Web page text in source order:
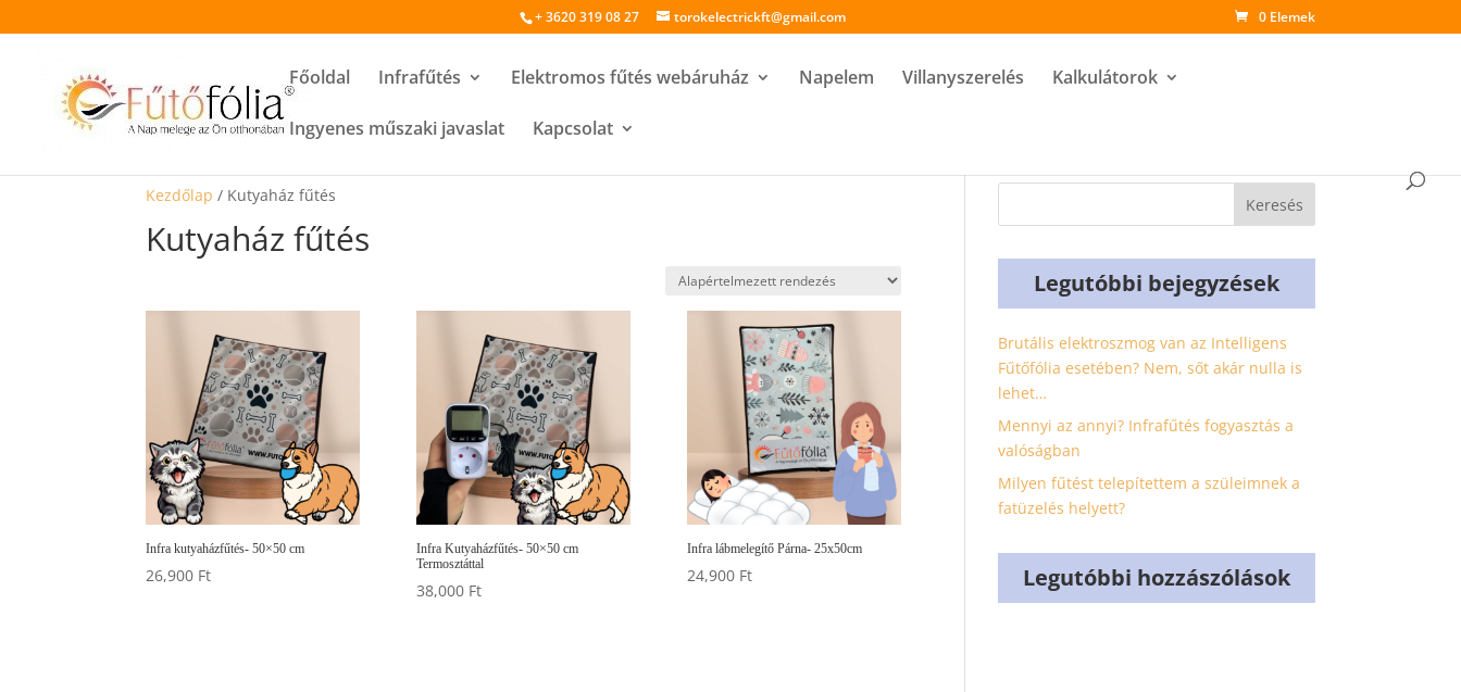
+ 3620 319 08 27 torokelectrickft@gmail.com 0 Elemek
Főoldal Infrafűtés Elektromos fűtés webáruház Napelem Villanyszerelés Kalkulátorok
Ingyenes műszaki javaslat Kapcsolat
Kezdőlap / Kutyaház fűtés
Kutyaház fűtés
Infra kutyaházfűtés- 50×50 cm
26,900 Ft
Infra Kutyaházfűtés- 50×50 cm
Termosztáttal
38,000 Ft
Infra lábmelegítő Párna- 25x50cm
24,900 Ft
Legutóbbi bejegyzések
Brutális elektroszmog van az Intelligens
Fűtőfólia esetében? Nem, sőt akár nulla is
lehet…
Mennyi az annyi? Infrafűtés fogyasztás a
valóságban
Milyen fűtést telepítettem a szüleimnek a
fatüzelés helyett?
Legutóbbi hozzászólások